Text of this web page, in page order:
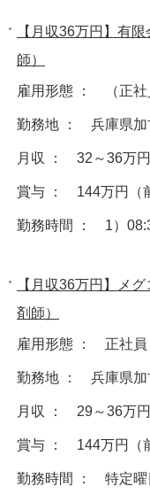
【月収36万円】有
師）
雇用形態 ： （正社
勤務地 ： 兵庫県加
月収 ： 32～36万円
賞与 ： 144万円（
勤務時間 ： 1）
【月収36万円】メ
剤師）
雇用形態 ： 正社員
勤務地 ： 兵庫県加
月収 ： 29～36万円
賞与 ： 144万円（
勤務時間 ： 特定曜